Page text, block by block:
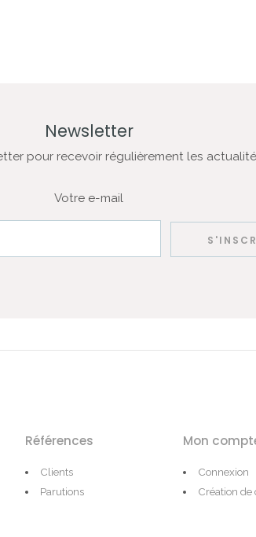
Newsletter
pour recevoir régulièrement les
Votre e-mail
Références
Clients
Parutions
Mon
Connexion
Création de